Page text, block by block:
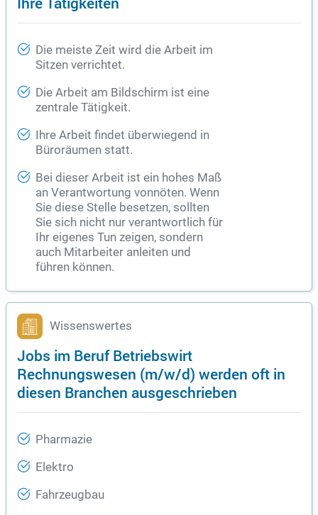
Die meiste Zeit wird die Arbeit im
Sitzen verrichtet.
Die Arbeit am Bildschirm ist eine
zentrale Tätigkeit.
Ihre Arbeit findet überwiegend in
Büroräumen statt.
Bei dieser Arbeit ist ein hohes Maß
an Verantwortung vonnöten. Wenn
Sie diese Stelle besetzen, sollten
Sie sich nicht nur verantwortlich für
Ihr eigenes Tun zeigen, sondern
auch Mitarbeiter anleiten und
führen können.
Wissenswertes
Jobs im Beruf Betriebswirt
Rechnungswesen (m/w/d) werden oft in
diesen Branchen ausgeschrieben
Pharmazie
Elektro
Fahrzeugbau